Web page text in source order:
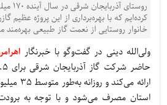
خانوار روستایی از نعمت گاز طبیعی بهره‌مند
ولی‌الله دینی در گفت‌وگو با خبرنگار
ارائه
استان مصرف می‌شود و با توجه به